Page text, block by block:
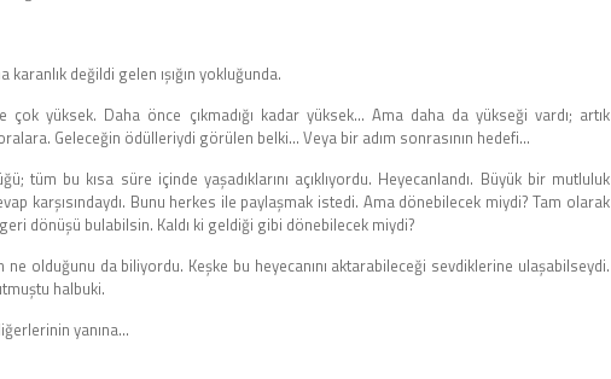
değildi gelen ışığın yokluğunda.
çok yüksek. Daha önce çıkmadığı kadar yüksek… Ama daha da yükseği vardı; artık
Geleceğin ödülleriydi görülen belki… Veya bir adım sonrasının hedefi…
tüm bu kısa süre içinde yaşadıklarını açıklıyordu. Heyecanlandı. Büyük bir mutluluk
karşısındaydı. Bunu herkes ile paylaşmak istedi. Ama dönebilecek miydi? Tam olarak
dönüşü bulabilsin. Kaldı ki geldiği gibi dönebilecek miydi?
ne olduğunu da biliyordu. Keşke bu heyecanını aktarabileceği sevdiklerine ulaşabilseydi.
halbuki.
yanına…